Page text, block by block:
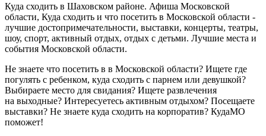
Куда сходить в Шаховском районе. Афиша Московской
области, Куда сходить и что посетить в Московской области -
лучшие достопримечательности, выставки, концерты, театры,
шоу, спорт, активный отдых, отдых с детьми. Лучшие места и
события Московской области.
Не знаете что посетить в в Московской области? Ищете где
погулять с ребенком, куда сходить с парнем или девушкой?
Выбираете место для свидания? Ищете развлечения
на выходные? Интересуетесь активным отдыхом? Посещаете
выставки? Не знаете куда сходить на корпоратив? КудаМО
поможет!